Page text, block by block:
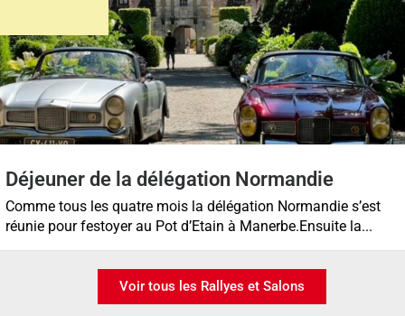
Déjeuner de la délégation Normandie
Comme tous les quatre mois la délégation Normandie s’est
réunie pour festoyer au Pot d’Etain à Manerbe.Ensuite la...
Voir tous les Rallyes et Salons